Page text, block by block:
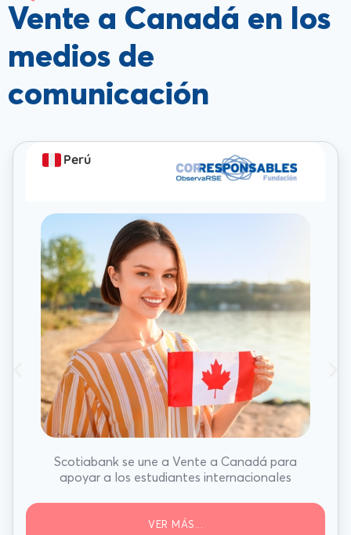
Vente a Canadá en los
medios de
comunicación
Perú
Scotiabank se une a Vente a Canadá para
apoyar a los estudiantes internacionales
VER MÁS...